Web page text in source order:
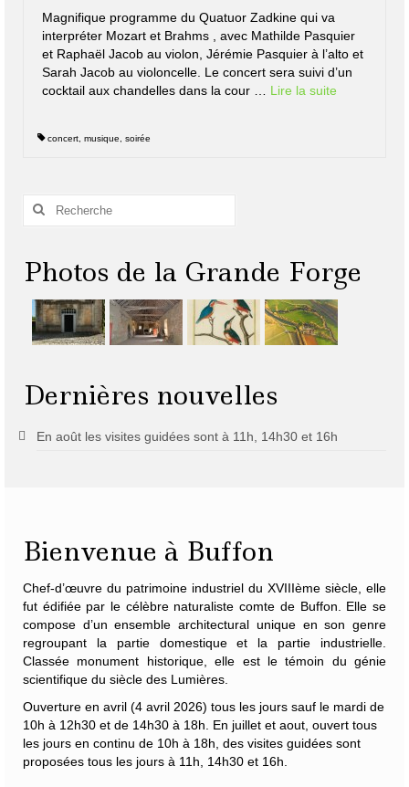
Magnifique programme du Quatuor Zadkine qui va
interpréter Mozart et Brahms , avec Mathilde Pasquier
et Raphaël Jacob au violon, Jérémie Pasquier à l’alto et
Sarah Jacob au violoncelle. Le concert sera suivi d’un
cocktail aux chandelles dans la cour … Lire la suite­­
concert musique soirée
Rechercher
Photos de la Grande Forge
Dernières nouvelles
En août les visites guidées sont à 11h, 14h30 et 16h
Bienvenue à Buffon
Chef-d’œuvre du patrimoine industriel du XVIIIème siècle, elle
fut édifiée par le célèbre naturalistecomte de Buffon . Elle se
compose d’un ensemble architectural unique en son genre
regroupant la partie domestique et la partie industrielle.
Classée monument historique, elle est le témoin du génie
scientifique du siècle des Lumières.
Ouverture en avril (4 avril 2026) tous les jours sauf le mardi de
10h à 12h30 et de 14h30 à 18h. En juillet et aout, ouvert tous
les jours en continu de 10h à 18h, des visites guidées sont
proposées tous les jours à 11h, 14h30 et 16h.